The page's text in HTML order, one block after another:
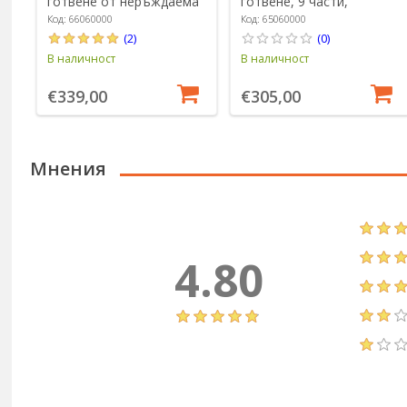
стомана, 9 части,
"Passion" - Zwilling
Код: 66060000
(2)
В наличност
€339,00
<<Quadro>> - Zwilling
Код: 65060000
(0)
В наличност
€305,00
Мнения
4.80